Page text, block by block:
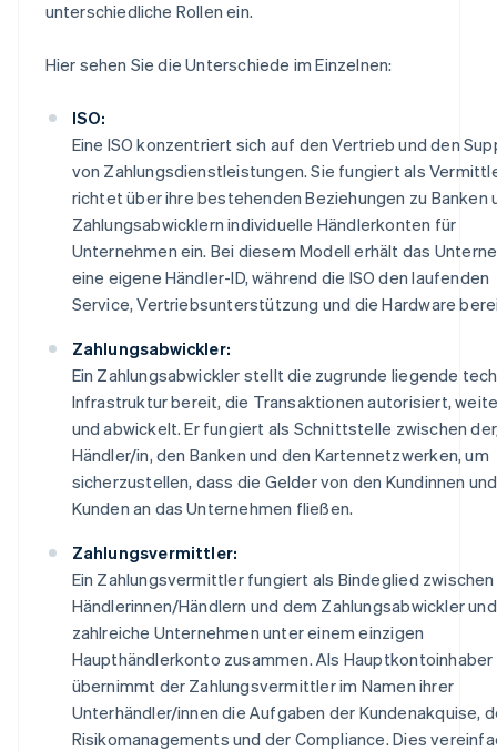
unterschiedliche Rollen ein.
Hier sehen Sie die Unterschiede im Einzelnen:
ISO:
Eine ISO konzentriert sich auf den Vertrieb und den
von Zahlungsdienstleistungen. Sie fungiert als
richtet über ihre bestehenden Beziehungen zu Banken
Zahlungsabwicklern individuelle Händlerkonten für
Unternehmen ein. Bei diesem Modell erhält das
eine eigene Händler-ID, während die ISO den laufenden
Service, Vertriebsunterstützung und die Hardware
Zahlungsabwickler:
Ein Zahlungsabwickler stellt die zugrunde liegende
Infrastruktur bereit, die Transaktionen autorisiert,
und abwickelt. Er fungiert als Schnittstelle zwischen
Händler/in, den Banken und den Kartennetzwerken, um
sicherzustellen, dass die Gelder von den Kundinnen und
Kunden an das Unternehmen fließen.
Zahlungsvermittler:
Ein Zahlungsvermittler fungiert als Bindeglied zwischen
Händlerinnen/Händlern und dem Zahlungsabwickler
zahlreiche Unternehmen unter einem einzigen
Haupthändlerkonto zusammen. Als Hauptkontoinhaber
übernimmt der Zahlungsvermittler im Namen ihrer
Unterhändler/innen die Aufgaben der Kundenakquise,
Risikomanagements und der Compliance. Dies